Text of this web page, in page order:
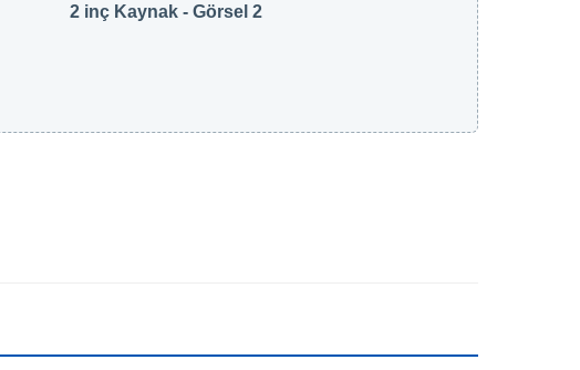
2 inç Kaynak - Görsel 2